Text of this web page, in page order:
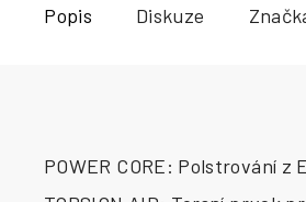
Popis Diskuze
POWER CORE: Polstrování z